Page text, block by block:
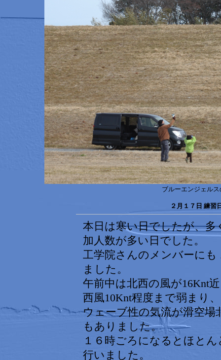
ブルーエンジェル
２月１７日 練
本日は寒い日でしたが、
加人数が多い日でした。
工学院さんのメンバーに
ました。
午前中は北西の風が16Knt
西風10Knt程度まで弱まり、
ウェーブ性の気流が滑空
もありました。
１６時ごろになるとほと
行いました。